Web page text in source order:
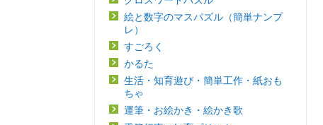
絵と数字のマスパズル（簡単ナンプ
レ）
すごろく
かるた
生活・知育遊び・簡単工作・紙おも
ちゃ
運筆・お絵かき・絵かき歌